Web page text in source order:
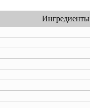
Ингредиенты